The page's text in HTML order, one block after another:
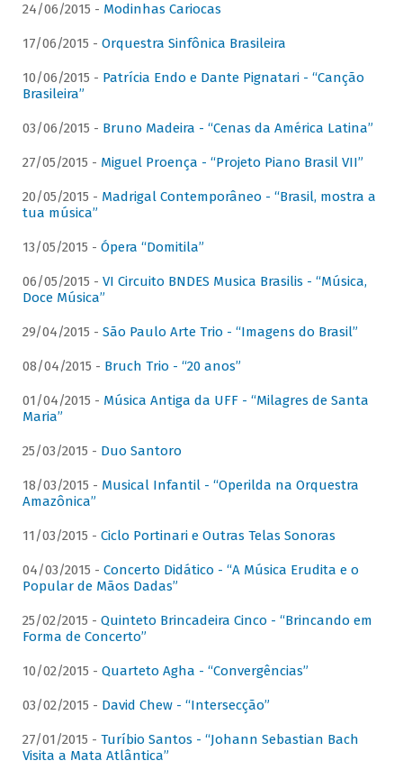
24/06/2015 - Modinhas Cariocas
17/06/2015 - Orquestra Sinfônica Brasileira
10/06/2015 - Patrícia Endo e Dante Pignatari - “Canção
Brasileira”
03/06/2015 - Bruno Madeira - “Cenas da América Latina”
27/05/2015 - Miguel Proença - “Projeto Piano Brasil VII”
20/05/2015 - Madrigal Contemporâneo - “Brasil, mostra a
tua música”
13/05/2015 - Ópera “Domitila”
06/05/2015 - VI Circuito BNDES Musica Brasilis - “Música,
Doce Música”
29/04/2015 - São Paulo Arte Trio - “Imagens do Brasil”
08/04/2015 - Bruch Trio - “20 anos”
01/04/2015 - Música Antiga da UFF - “Milagres de Santa
Maria”
25/03/2015 - Duo Santoro
18/03/2015 - Musical Infantil - “Operilda na Orquestra
Amazônica”
11/03/2015 - Ciclo Portinari e Outras Telas Sonoras
04/03/2015 - Concerto Didático - “A Música Erudita e o
Popular de Mãos Dadas”
25/02/2015 - Quinteto Brincadeira Cinco - “Brincando em
Forma de Concerto”
10/02/2015 - Quarteto Agha - “Convergências”
03/02/2015 - David Chew - “Intersecção”
27/01/2015 - Turíbio Santos - “Johann Sebastian Bach
Visita a Mata Atlântica”